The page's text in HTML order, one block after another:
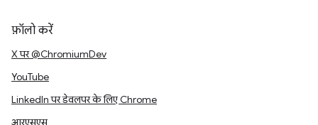
फ़ॉलो करें
X पर @ChromiumDev
YouTube
LinkedIn पर डेवलपर के लिए Chrome
आरएसएस